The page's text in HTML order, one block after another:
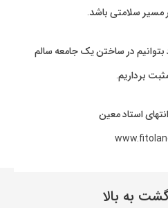
مسیر سلامتی باشد.
در ساختن یک جامعه سالم
برداریم.
انتهای استاد معین
به بالا